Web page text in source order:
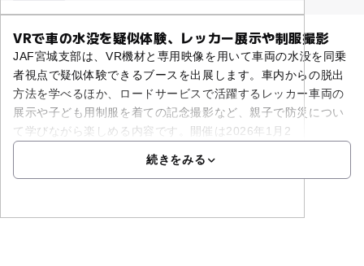
VRで車の水没を疑似体験、レッカー展示や制服撮影
JAF宮城支部は、VR機材と専用映像を用いて車両の水没を同乗
者視点で疑似体験できるブースを出展します。車内からの脱出
方法を学べるほか、ロードサービスで活躍するレッカー車両の
展示や子ども用制服を着ての記念撮影など、親子で防災につい
て学びながら楽しめる内容です。開催は2026年1月2
続きをみる